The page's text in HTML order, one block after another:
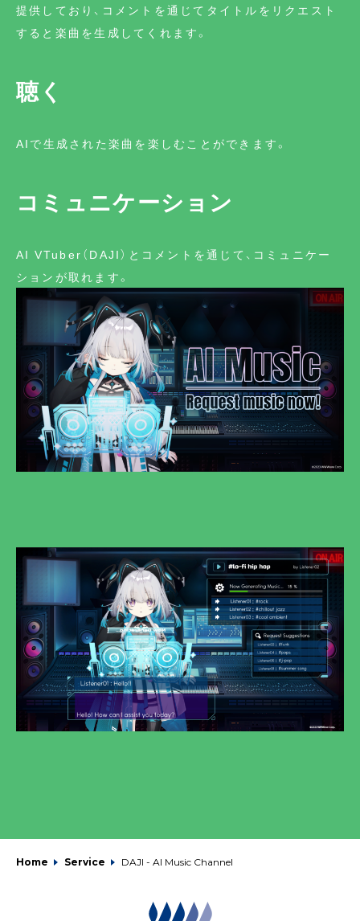
提供しており、コメントを通じてタイトルをリクエスト
すると楽曲を生成してくれます。
聴く
AIで生成された楽曲を楽しむことができます。
コミュニケーション
AI VTuber（DAJI）とコメントを通じて、コミュニケー
ションが取れます。
Home Service DAJI - AI Music Channel